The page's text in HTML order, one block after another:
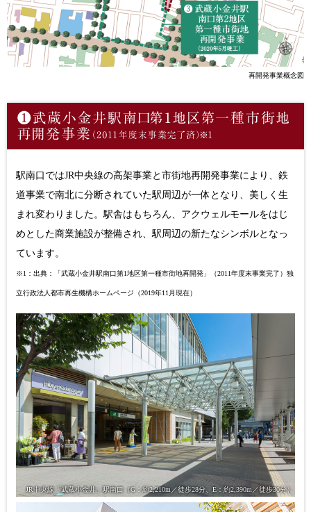
再開発事業概念図
駅南口ではJR中央線の高架事業と市街地再開発事業により、鉄
道事業で南北に分断されていた駅周辺が一体となり、美しく生
まれ変わりました。駅舎はもちろん、アクウェルモールをはじ
めとした商業施設が整備され、駅周辺の新たなシンボルとなっ
ています。
※1：出典：「武蔵小金井駅南口第1地区第一種市街地再開発」（2011年度末事業完了）独
立行政法人都市再生機構ホームページ（2019年11月現在）
JR中央線「武蔵小金井」駅南口 （G：約2,210m／徒歩28分、E：約2,390m／徒歩30分）